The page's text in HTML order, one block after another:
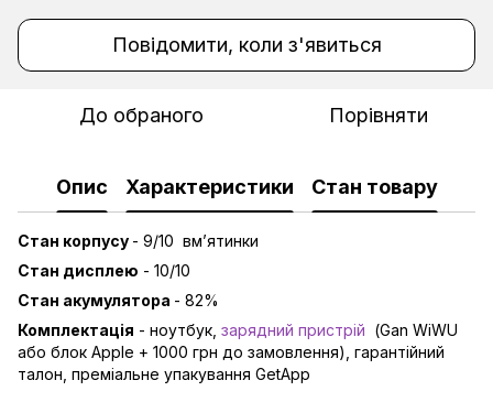
Повідомити, коли з'явиться
До обраного Порівняти
Опис Характеристики Стан товару
Стан корпусу - 9/10 вмʼятинки
Стан дисплею - 10/10
Стан акумулятора - 82%
Комплектація - ноутбук, зарядний пристрій (Gan WiWU
або блок Apple + 1000 грн до замовлення), гарантійний
талон, преміальне упакування GetApp